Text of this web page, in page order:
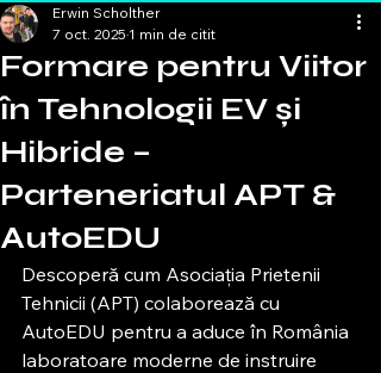
Formare pentru Viitor
în Tehnologii EV și
Hibride –
Parteneriatul APT &
AutoEDU
Erwin Scholther
7 oct. 2025 1 min de citit
Descoperă cum Asociația Prietenii
Tehnicii (APT) colaborează cu
AutoEDU pentru a aduce în România
laboratoare moderne de instruire